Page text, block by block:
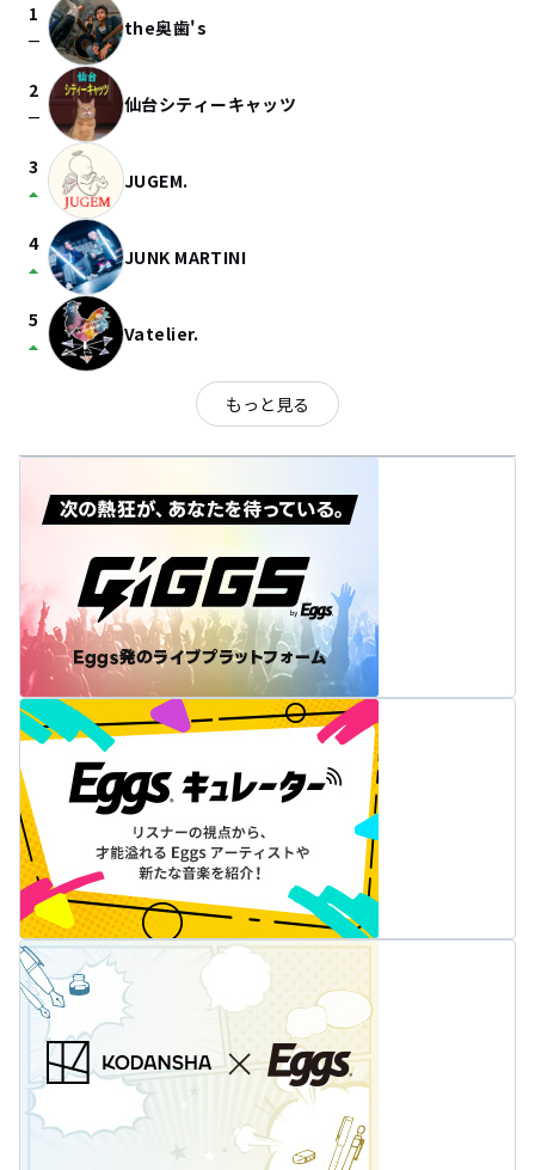
1
check_indeterminate_small the奥歯's
2
check_indeterminate_small 仙台シティーキャッツ
3
arrow_drop_up JUGEM.
4
arrow_drop_up JUNK MARTINI
5
arrow_drop_up Vatelier.
もっと見る